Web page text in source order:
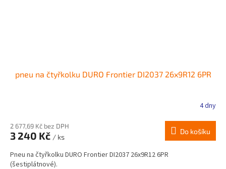
pneu na čtyřkolku DURO Frontier DI2037 26x9R12 6PR
4 dny
2 677,69 Kč bez DPH
3 240 Kč / ks
Do košíku
Pneu na čtyřkolku DURO Frontier DI2037 26x9R12 6PR
(šestiplátnové).